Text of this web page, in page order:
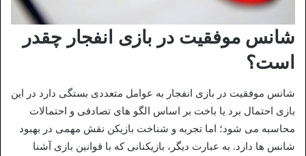
شانس موفقیت در بازی انفجار چقدر
است؟
شانس موفقیت در بازی انفجار به عوامل متعددی بستگی دارد در این
بازی احتمال برد یا باخت بر اساس الگو های تصادفی و احتمالات
محاسبه می شود؛ اما تجربه و شناخت بازیکن نقش مهمی در بهبود
شانس‌ ها دارد. به عبارت دیگر، بازیکنانی که با قوانین بازی آشنا